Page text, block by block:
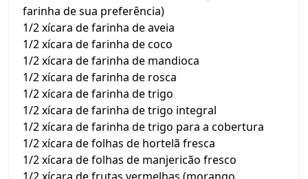
farinha de sua preferência)
1/2 xícara de farinha de aveia
1/2 xícara de farinha de coco
1/2 xícara de farinha de mandioca
1/2 xícara de farinha de rosca
1/2 xícara de farinha de trigo
1/2 xícara de farinha de trigo integral
1/2 xícara de farinha de trigo para a cobertura
1/2 xícara de folhas de hortelã fresca
1/2 xícara de folhas de manjericão fresco